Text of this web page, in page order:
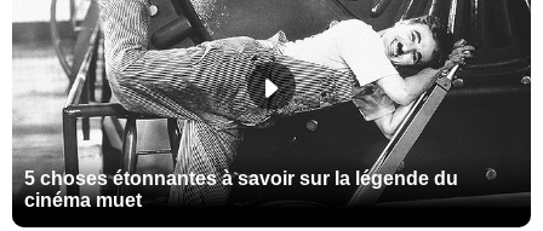
5 choses étonnantes à savoir sur la légende du
cinéma muet